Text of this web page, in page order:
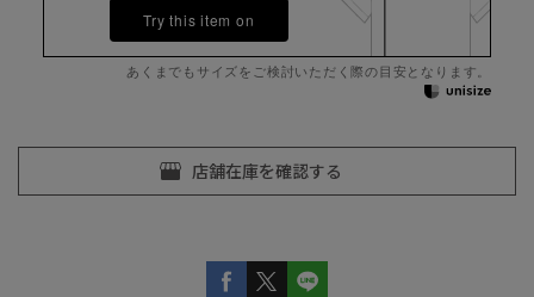
Try this item on
あくまでもサイズをご検討いただく際の目安となります。